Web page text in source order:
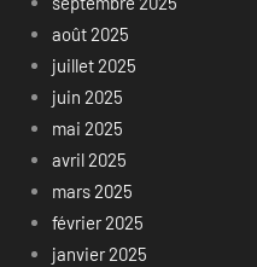
août 2025
juillet 2025
juin 2025
mai 2025
avril 2025
mars 2025
février 2025
janvier 2025